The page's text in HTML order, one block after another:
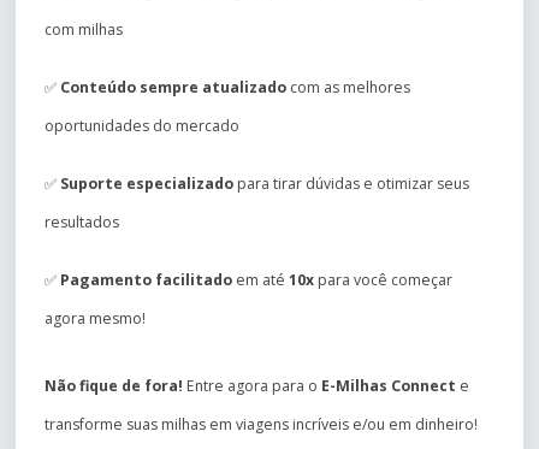
com milhas
✅ Conteúdo sempre atualizado com as melhores
oportunidades do mercado
✅ Suporte especializado para tirar dúvidas e otimizar seus
resultados
✅ Pagamento facilitado em até 10x para você começar
agora mesmo!
Não fique de fora! Entre agora para o E-Milhas Connect e
transforme suas milhas em viagens incríveis e/ou em dinheiro!